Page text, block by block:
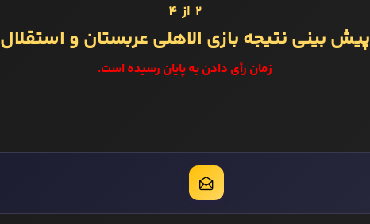
2 از 4
پیش بینی نتیجه بازی الاهلی عربستان و استقلال
زمان رأی دادن به پایان رسیده است.